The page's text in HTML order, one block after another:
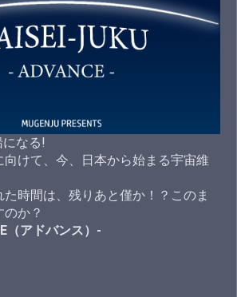
なる!
向けて、今、日本から始まる宇宙維
時間は、残りあと僅か！？このま
か？
（アドバンス）-